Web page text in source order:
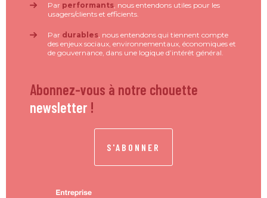
Par performants, nous entendons utiles pour les
usagers/clients et efficients.
Par durables, nous entendons qui tiennent compte
des enjeux sociaux, environnementaux, économiques et
de gouvernance, dans une logique d’intérêt général.
Abonnez-vous à notre chouette
newsletter !
S'ABONNER